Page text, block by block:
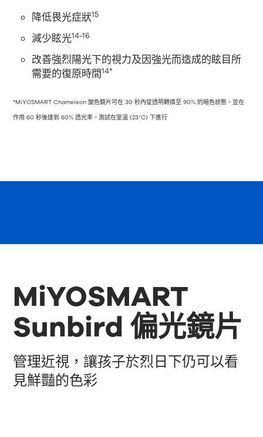
降低畏光症狀15
減少眩光14-16
改善強烈陽光下的視力及因強光而造成的眩目所
需要的復原時間14*
*MiYOSMART Chameleon 變色鏡片可在 30 秒內從透明轉換至 90% 的暗色狀態，並在
作用 60 秒後達到 60% 透光率。測試在室溫 (23°C) 下進行
MiYOSMART
Sunbird 偏光鏡片
管理近視，讓孩子於烈日下仍可以看
見鮮豔的色彩